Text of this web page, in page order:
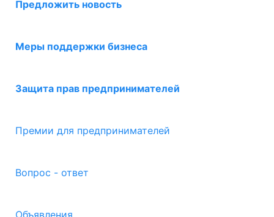
Предложить новость
Меры поддержки бизнеса
Защита прав предпринимателей
Премии для предпринимателей
Вопрос - ответ